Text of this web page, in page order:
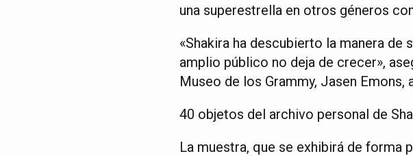
una superestrella en otros géneros
«Shakira ha descubierto la manera
amplio público no deja de crecer»,
Museo de los Grammy, Jasen Emons,
40 objetos del archivo personal de
La muestra, que se exhibirá de forma